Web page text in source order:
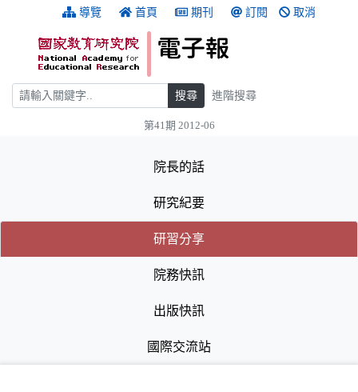
跳到主要內容 導覽 首頁 期刊 訂閱 取消
搜尋 搜尋 進階搜尋
第41期 2012-06
院長的話
研究紀要
研習分享(目前選取的頁籤)
(目前選取的頁籤)
院務快訊
出版快訊
國際交流站